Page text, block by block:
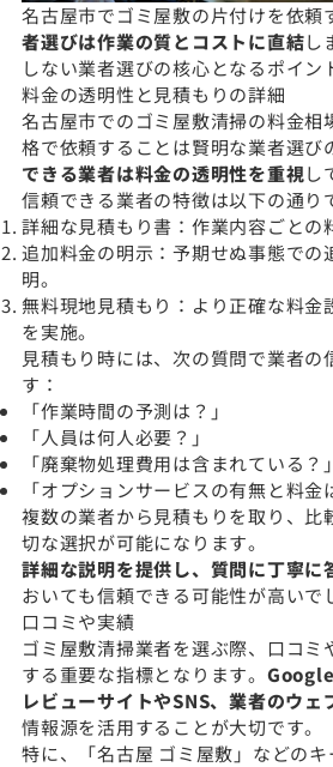
名古屋市でゴミ屋敷の片付けを依頼
者選びは作業の質とコストに直結し
しない業者選びの核心となるポイン
料金の透明性と見積もりの詳細
名古屋市でのゴミ屋敷清掃の料金相
格で依頼することは賢明な業者選び
できる業者は料金の透明性を重視し
信頼できる業者の特徴は以下の通り
詳細な見積もり書：作業内容ごとの
追加料金の明示：予期せぬ事態での
明。
無料現地見積もり：より正確な料金
を実施。
見積もり時には、次の質問で業者の
す：
「作業時間の予測は？」
「人員は何人必要？」
「廃棄物処理費用は含まれている？」
「オプションサービスの有無と料金
複数の業者から見積もりを取り、比
切な選択が可能になります。
詳細な説明を提供し、質問に丁寧に
おいても信頼できる可能性が高いで
口コミや実績
ゴミ屋敷清掃業者を選ぶ際、口コミ
する重要な指標となります。
レビューサイトやSNS、業者のウェ
情報源を活用することが大切です。
特に、「名古屋 ゴミ屋敷」などの